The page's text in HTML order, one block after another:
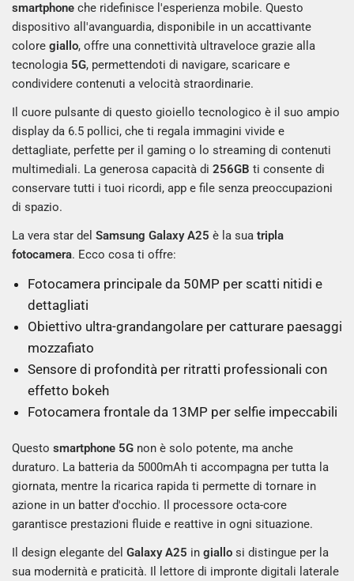
smartphone che ridefinisce l'esperienza mobile. Questo
dispositivo all'avanguardia, disponibile in un accattivante
coloregiallo, offre una connettività ultraveloce grazie alla
tecnologia 5G, permettendoti di navigare, scaricare e
condividere contenuti a velocità straordinarie.
Il cuore pulsante di questo gioiello tecnologico è il suo ampio
display da 6.5 pollici, che ti regala immagini vivide e
dettagliate, perfette per il gaming o lo streaming di contenuti
multimediali. La generosa capacità di256GB ti consente di
conservare tutti i tuoi ricordi, app e file senza preoccupazioni
di spazio.
La vera star delSamsung Galaxy A25 è la suatripla
fotocamera. Ecco cosa ti offre:
Fotocamera principale da 50MP per scatti nitidi e
dettagliati
Obiettivo ultra-grandangolare per catturare paesaggi
mozzafiato
Sensore di profondità per ritratti professionali con
effetto bokeh
Fotocamera frontale da 13MP per selfie impeccabili
Questosmartphone 5G non è solo potente, ma anche
duraturo. La batteria da 5000mAh ti accompagna per tutta la
giornata, mentre la ricarica rapida ti permette di tornare in
azione in un batter d'occhio. Il processore octa-core
garantisce prestazioni fluide e reattive in ogni situazione.
Il design elegante delGalaxy A25 ingiallo si distingue per la
sua modernità e praticità. Il lettore di impronte digitali laterale